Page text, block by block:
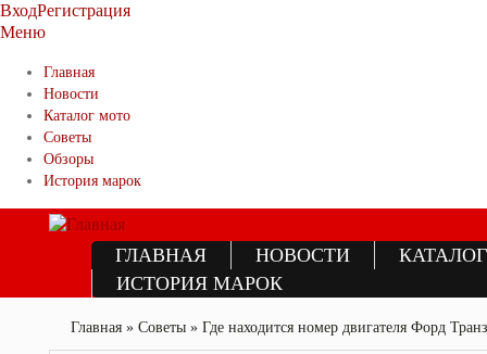
ВходРегистрация
Меню
Главная
Новости
Каталог мото
Советы
Обзоры
История марок
Главное меню
ГЛАВНАЯ НОВОСТИ
ИСТОРИЯ МАРОК
Вы здесь
Главная » Советы » Где находится номер двигателя Форд